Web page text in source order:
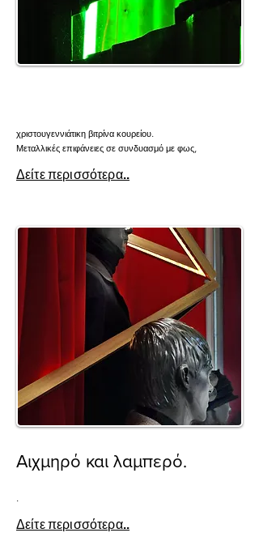
χριστουγεννιάτικη βιτρίνα κουρείου.
Μεταλλικές επιφάνειες σε συνδυασμό με φως,
Δείτε περισσότερα..
Αιχμηρό και λαμπερό.
.
Δείτε περισσότερα..